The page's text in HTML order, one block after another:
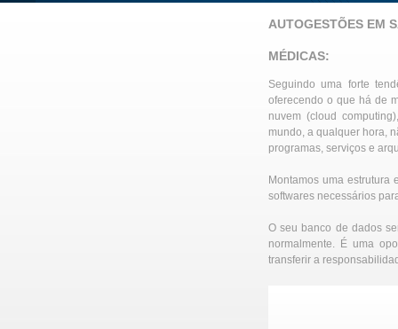
AUTOGESTÕES EM
MÉDICAS:
Seguindo uma forte
oferecendo o que há de
nuvem (cloud
mundo, a qualquer hora,
programas, serviços e
Montamos uma
softwares necessários
O seu banco de dados
normalmente. É uma
transferir a